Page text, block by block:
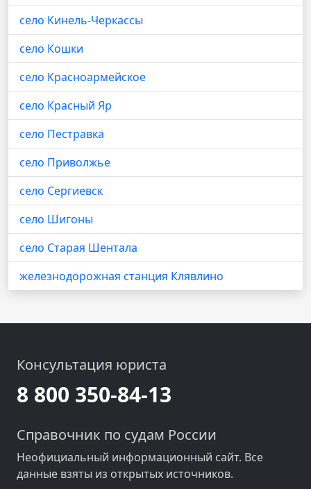
село Кинель-Черкассы
село Кошки
село Красноармейское
село Красный Яр
село Пестравка
село Приволжье
село Сергиевск
село Шигоны
село Старая Шентала
железнодорожная станция Клявлино
Консультация юриста
8 800 350-84-13
Справочник по судам России
Неофициальный информационный сайт. Все
данные взяты из открытых источников.